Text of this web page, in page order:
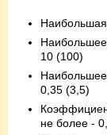
Наибольшая
10 (100)
0,35 (3,5)
не более -